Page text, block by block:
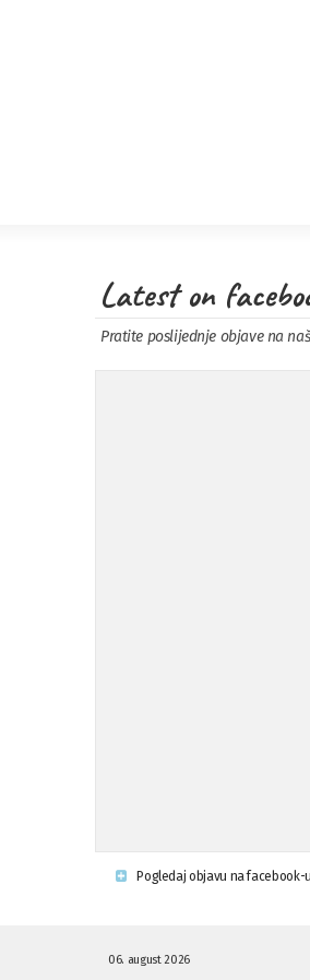
Latest on
Pratite poslijednje objave na
Pogledaj objavu na facebook-u
06. august 2026